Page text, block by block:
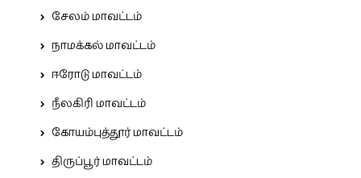
சேலம் மாவட்டம்
நாமக்கல் மாவட்டம்
ஈரோடு மாவட்டம்
நீலகிரி மாவட்டம்
கோயம்புத்தூர் மாவட்டம்
திருப்பூர் மாவட்டம்